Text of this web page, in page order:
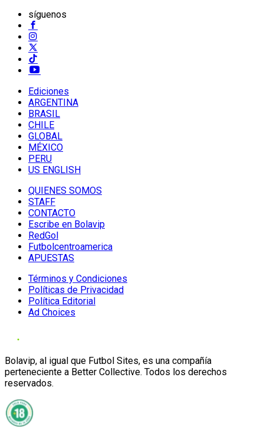
síguenos
Ediciones
ARGENTINA
BRASIL
CHILE
GLOBAL
MÉXICO
PERU
US ENGLISH
QUIENES SOMOS
STAFF
CONTACTO
Escribe en Bolavip
RedGol
Futbolcentroamerica
APUESTAS
Términos y Condiciones
Políticas de Privacidad
Política Editorial
Ad Choices
Bolavip, al igual que Futbol Sites, es una compañía
perteneciente a Better Collective. Todos los derechos
reservados.